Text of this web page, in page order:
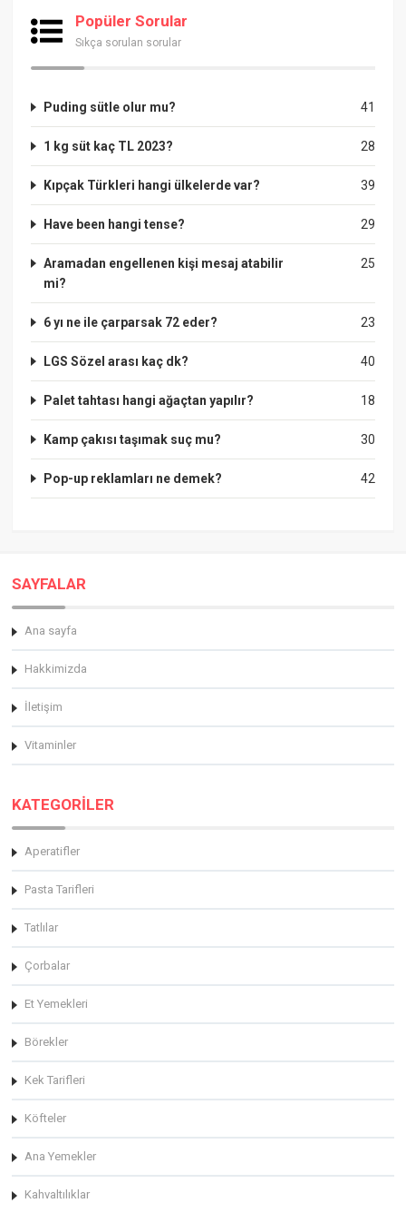
Popüler Sorular
Sıkça sorulan sorular
41
Puding sütle olur mu?
28
1 kg süt kaç TL 2023?
39
Kıpçak Türkleri hangi ülkelerde var?
29
Have been hangi tense?
25
Aramadan engellenen kişi mesaj atabilir
mi?
23
6 yı ne ile çarparsak 72 eder?
40
LGS Sözel arası kaç dk?
18
Palet tahtası hangi ağaçtan yapılır?
30
Kamp çakısı taşımak suç mu?
42
Pop-up reklamları ne demek?
SAYFALAR
Ana sayfa
Hakkimizda
İletişim
Vitaminler
KATEGORİLER
Aperatifler
Pasta Tarifleri
Tatlılar
Çorbalar
Et Yemekleri
Börekler
Kek Tarifleri
Köfteler
Ana Yemekler
Kahvaltılıklar